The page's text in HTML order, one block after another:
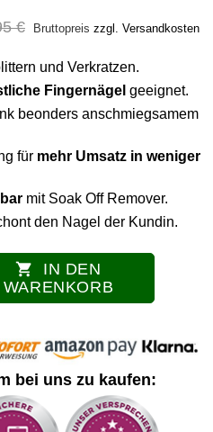
€ Bruttopreis zzgl. Versandkosten
und Verkratzen.
Fingernägel geeignet.
beonders anschmiegsamem
für mehr Umsatz in weniger
mit Soak Off Remover.
den Nagel der Kundin.

WARENKORB
bei uns zu kaufen: